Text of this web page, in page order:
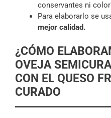
conservantes ni
Para elaborarlo se
mejor calidad.
¿CÓMO
OVEJA
CON EL QUESO
CURADO